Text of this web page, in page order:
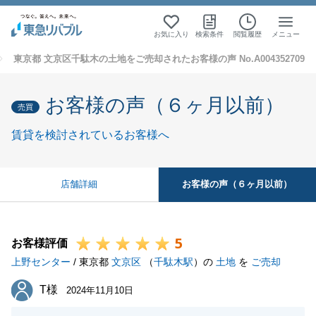
お気に入り 検索条件 閲覧履歴 メニュー
東京都 文京区千駄木の土地をご売却されたお客様の声 No.A004352709
売買 お客様の声（６ヶ月以前）
賃貸を検討されているお客様へ
店舗詳細 お客様の声（６ヶ月以前）
お客様評価 5
上野センター / 東京都 文京区 （千駄木駅）の 土地 を ご売却
T様
T様 2024年11月10日